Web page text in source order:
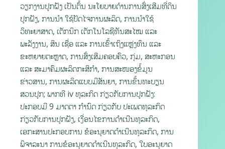
ວຽກງານປູກຝັງ ເປັນຕົ້ນ ນະໂຍບາຍດ້ານການສົ່ງເສີມທີ່ດິນ
ປູກຝັງ, ການນໍາ ໃຊ້ປັດໄຈການຜະລິດ, ການນໍາໃຊ້
ວິທະຍາສາດ, ເຕັກນິກ ເຕັກໂນໂລຊີທັນສະໄໝ ແລະ
ພະລັງງານ, ສິນ ເຊື່ອ ແລະ ການເຂົ້າເຖິງແຫຼ່ງທຶນ ແລະ
ຂະຫຍາຍຕະຫຼາດ, ການສົ່ງເສີມຄອບຄົວ, ກຸ່ມ, ສະຫະກອນ
ແລະ ສະມາຄົມຜະລິດກະສິກຳ, ການສະໜອງຂໍ້ມູນ
ຂ່າວສານ, ການຜະລິດແບບມີສັນຍາ, ການຂຶ້ນທະບຽນ
ສວນປູກ; ພາກທີ iv ທຸລະກິດ ກ່ຽວກັບການປູກຝັງ:
ປະກອບມີ 9 ມາດຕາ ກໍານົດ ກ່ຽວກັບ ປະເພດທຸລະກິດ
ກ່ຽວກັບການປູກຝັງ, ເງື່ອນໄຂການດໍາເນີນທຸລະກິດ,
ເອກະສານປະກອບການ ຂໍອະນຸຍາດດໍາເນີນທຸລະກິດ, ການ
ພິຈາລະນາ ການຂໍອະນຸຍາດດໍາເນີນທຸລະກິດ, ໃບອະນຸຍາດ